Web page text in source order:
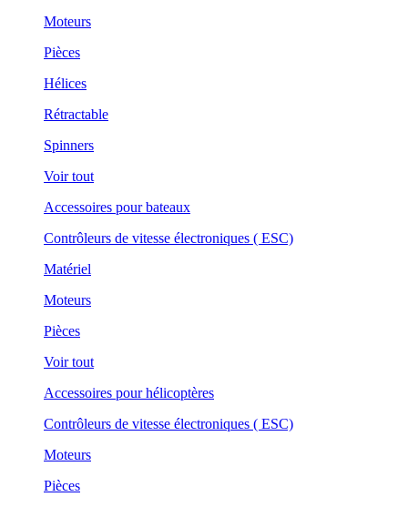
Moteurs
Pièces
Hélices
Rétractable
Spinners
Voir tout
Accessoires pour bateaux
Contrôleurs de vitesse électroniques ( ESC)
Matériel
Moteurs
Pièces
Voir tout
Accessoires pour hélicoptères
Contrôleurs de vitesse électroniques ( ESC)
Moteurs
Pièces